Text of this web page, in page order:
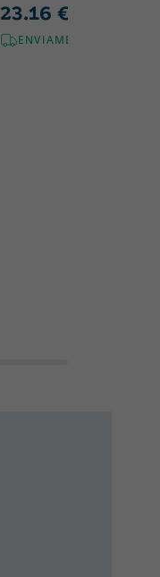
23.16 €
ENVIAMENT GRATUÏT!